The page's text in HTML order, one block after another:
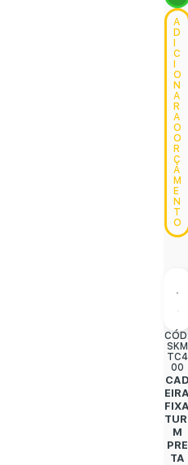
A
D
C
O
N
A
R
A
O
O
R
Ç
A
M
E
N
T
O
SKM
TC4
00
M
PRE
TA